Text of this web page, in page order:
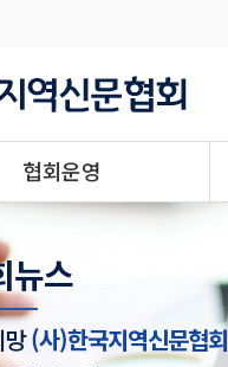
협회운영
뉴스
망(사)한국지역신문협회